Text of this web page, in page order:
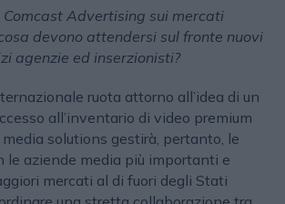
Comcast Advertising sui mercati
devono attendersi sul fronte nuovi
agenzie ed inserzionisti?
ruota attorno all’idea di un
all’inventario di video premium
solutions gestirà, pertanto, le
le aziende media più importanti e
mercati al di fuori degli Stati